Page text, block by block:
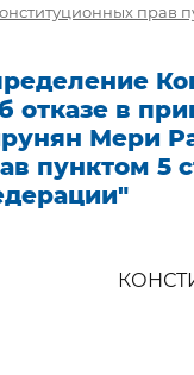
прав
отказе в
Мери
пунктом 5